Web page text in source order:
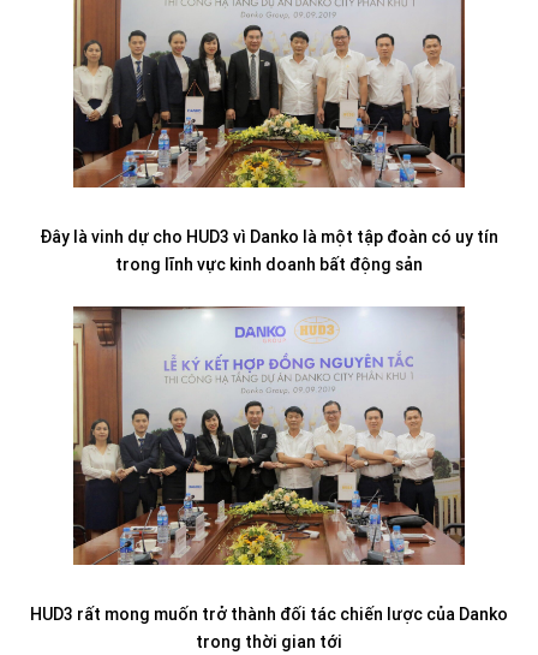
Đây là vinh dự cho HUD3 vì Danko là một tập đoàn có uy tín
trong lĩnh vực kinh doanh bất động sản
HUD3 rất mong muốn trở thành đối tác chiến lược của Danko
trong thời gian tới